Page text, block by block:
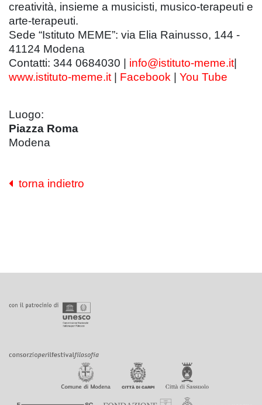
creatività, insieme a musicisti, musico-terapeuti e
arte-terapeuti.
Sede “Istituto MEME”: via Elia Rainusso, 144 -
41124 Modena
Contatti: 344 0684030 | info@istituto-meme.it|
www.istituto-meme.it| Facebook You Tube
Luogo:
Piazza Roma
Modena
torna indietro